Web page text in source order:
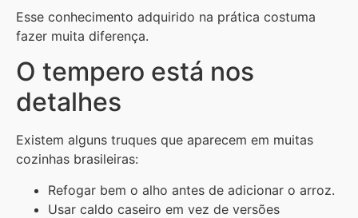
Esse conhecimento adquirido na prática costuma
fazer muita diferença.
O tempero está nos
detalhes
Existem alguns truques que aparecem em muitas
cozinhas brasileiras:
Refogar bem o alho antes de adicionar o arroz.
Usar caldo caseiro em vez de versões